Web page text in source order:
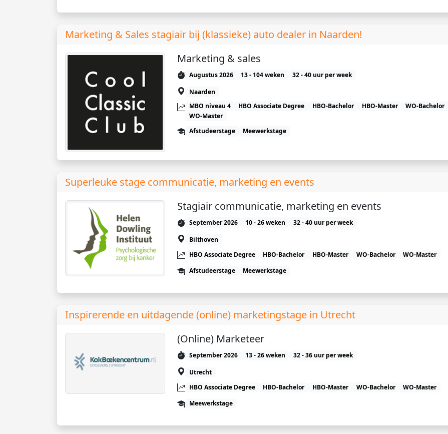
Marketing & Sales stagiair bij (klassieke) auto dealer in Naarden!
Marketing & sales
Augustus 2026 13 - 104 weken
32 - 40 uur per week
Naarden
MBO niveau 4
HBO Associate Degree HBO-Bachelor HBO-Master
WO-Bachelor
WO-Master
Afstudeerstage
Meewerkstage
Superleuke stage communicatie, marketing en events
Stagiair communicatie, marketing en events
September 2026 10 - 26 weken
32 - 40 uur per week
Bilthoven
HBO Associate Degree
HBO-Bachelor HBO-Master WO-Bachelor
WO-Master
Afstudeerstage
Meewerkstage
Inspirerende en uitdagende (online) marketingstage in Utrecht
(Online) Marketeer
September 2026 13 - 26 weken
32 - 36 uur per week
Utrecht
HBO Associate Degree
HBO-Bachelor HBO-Master WO-Bachelor
WO-Master
Meewerkstage